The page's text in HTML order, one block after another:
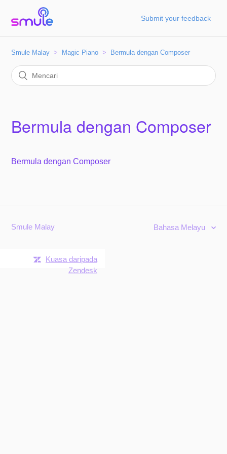
Submit your feedback
Smule Malay Magic Piano Bermula dengan Composer
Bermula dengan Composer
Bermula dengan Composer
Smule Malay Bahasa Melayu
Kuasa daripada
Zendesk